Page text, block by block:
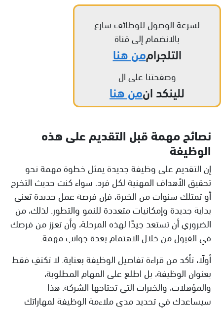
لسرعة الوصول للوظائف سارع
بالانضمام إلى قناة
التلجراممن هنا
وصفحتنا على ال
للينكد انمن هنا
نصائح مهمة قبل التقديم على هذه
الوظيفة
إن التقديم على وظيفة جديدة يمثل خطوة مهمة نحو
تحقيق الأهداف المهنية لكل فرد. سواء كنت حديث التخرج
أو تمتلك سنوات من الخبرة، فإن فرصة عمل جديدة تعني
بداية جديدة وإمكانيات متعددة للنمو والتطور. لذلك، من
الضروري أن تستعد جيدًا لهذه المرحلة، وأن تعزز من فرصك
في القبول من خلال الاهتمام بعدة جوانب مهمة.
أولًا، تأكد من قراءة تفاصيل الوظيفة بعناية. لا تكتفِ فقط
بعنوان الوظيفة، بل اطلع على المهام المطلوبة،
والمؤهلات، والخبرات التي تحتاجها الشركة. هذا
سيساعدك في تحديد مدى ملاءمة الوظيفة لمهاراتك